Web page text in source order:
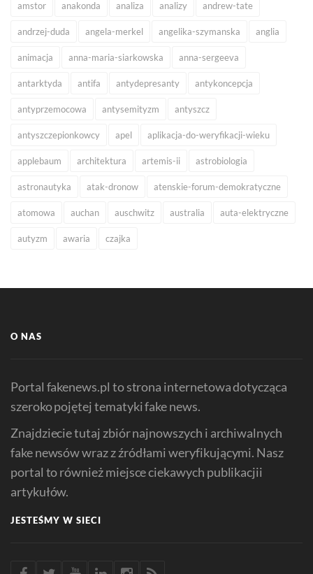
amstor anakonda analiza analizy andrew-tate
andrzej-duda angela-merkel angelika-szymanska anglia
animacja anna-maria-siarkowska anna-sergeeva
antarktyda antifa antydepresanty antykoncepcja
antyprzemocowa antysemityzm antyszcz
antyszczepionkowcy apel aplikacja-do-weryfikacji-wieku
applebaum architektura artemis-ii astrobiologia
astronautyka atak-dronow atenskie-forum-demokratyczne
atomowa auchan auschwitz australia auta-elektryczne
autyzm awaria czajka
O NAS
Portal fakenews.pl to strona internetowa dotycząca
szeroko pojętej tematyki fake news.
Znajdziecie tutaj zbiór najnowszych i archiwalnych
fake newsów wraz z źródłami weryfikującymi. Nasz
portal to również miejsce ciekawych publikacjii
artykułów.
JESTEŚMY W SIECI